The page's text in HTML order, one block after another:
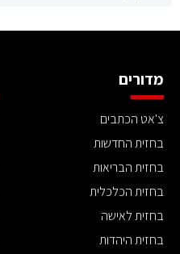
מדורים
צ'אט הכתבים
בחזית החדשות
בחזית הבריאות
בחזית הכלכלית
בחזית לאישה
בחזית היהדות